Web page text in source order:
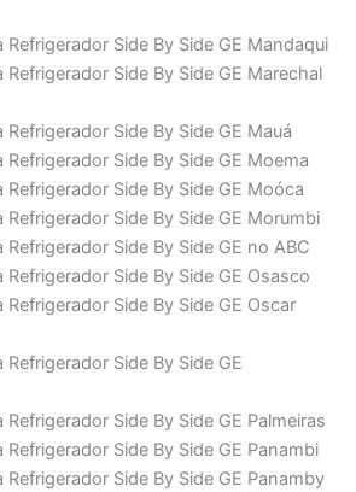
Side By Side GE Mandaqui
Side By Side GE Marechal
Side By Side GE Mauá
Side By Side GE Moema
Side By Side GE Moóca
Side By Side GE Morumbi
Side By Side GE no ABC
Side By Side GE Osasco
Side By Side GE Oscar
Side By Side GE
Side By Side GE Palmeiras
Side By Side GE Panambi
Side By Side GE Panamby